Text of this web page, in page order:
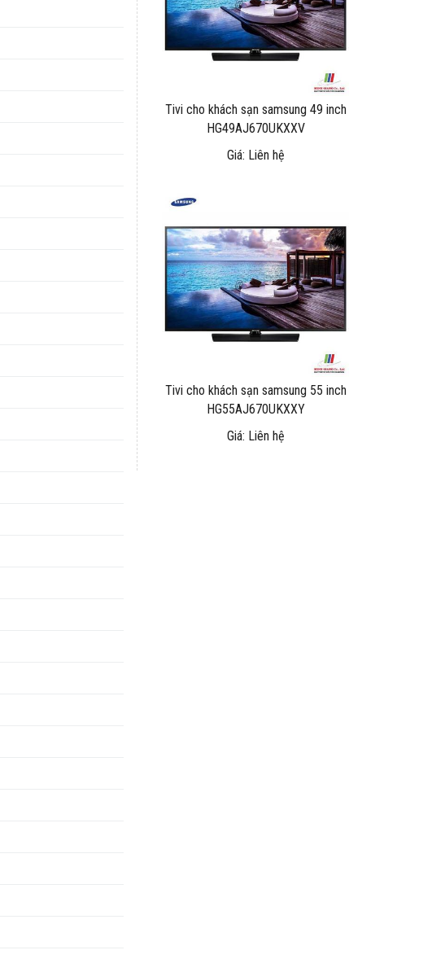
Tivi cho khách sạn samsung 49 inch
HG49AJ670UKXXV
Giá: Liên hệ
Tivi cho khách sạn samsung 55 inch
HG55AJ670UKXXY
Giá: Liên hệ